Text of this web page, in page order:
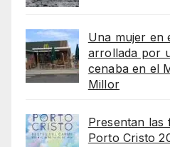
Una mujer en
arrollada por
cenaba en el
Millor
Presentan las
Porto Cristo